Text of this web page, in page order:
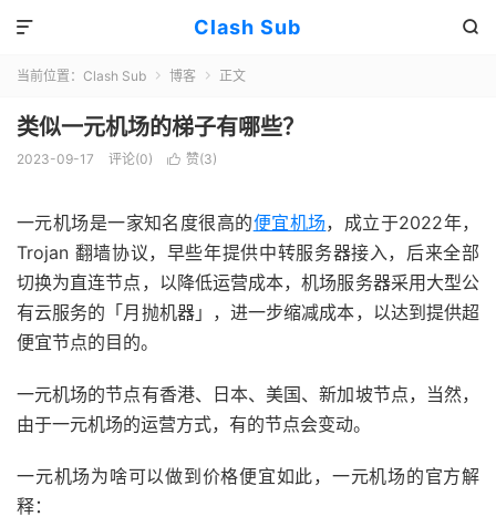
Clash Sub 

当前位置： Clash Sub  博客  正文
类似一元机场的梯子有哪些？
2023-09-17 评论(0)  赞(3)
一元机场是一家知名度很高的便宜机场，成立于2022年，
Trojan 翻墙协议，早些年提供中转服务器接入，后来全部
切换为直连节点，以降低运营成本，机场服务器采用大型公
有云服务的「月抛机器」，进一步缩减成本，以达到提供超
便宜节点的目的。
一元机场的节点有香港、日本、美国、新加坡节点，当然，
由于一元机场的运营方式，有的节点会变动。
一元机场为啥可以做到价格便宜如此，一元机场的官方解
释：